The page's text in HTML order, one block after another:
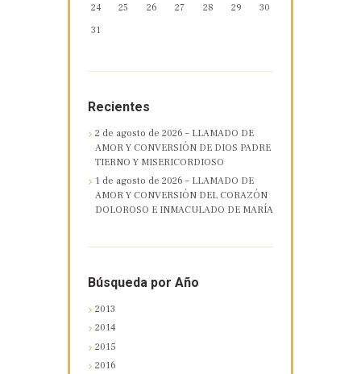
24
25 26 27 28 29
30
31
Recientes
2 de agosto de 2026 – LLAMADO DE
AMOR Y CONVERSIÓN DE DIOS PADRE
TIERNO Y MISERICORDIOSO
1 de agosto de 2026 – LLAMADO DE
AMOR Y CONVERSIÓN DEL CORAZÓN
DOLOROSO E INMACULADO DE MARÍA
Búsqueda por Año
2013
2014
2015
2016